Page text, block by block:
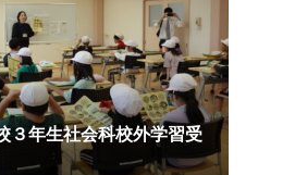
３年生社会科校外学習受